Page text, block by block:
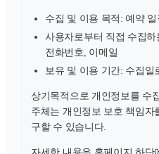
수집 및 이용 목적: 예약
사용자로부터 직접 수집
전화번호, 이메일
보유 및 이용 기간: 수집일
상기목적으로 개인정보를 수
주체는 개인정보 보호 책임자
구할 수 있습니다.